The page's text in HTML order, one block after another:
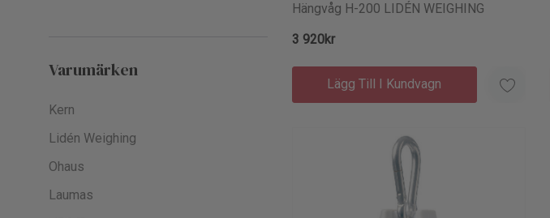
Varumärken
Kern
Lidén Weighing
Ohaus
Laumas
Hängvåg H-200 LIDÉN WEIGHING
3 920kr
Lägg Till I Kundvagn